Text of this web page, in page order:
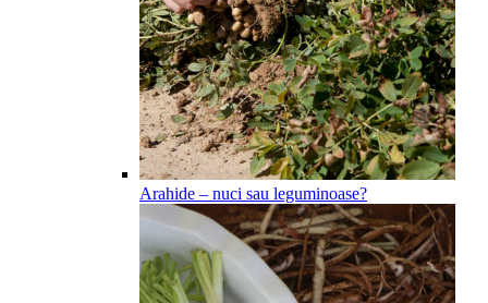
Arahide – nuci sau leguminoase?